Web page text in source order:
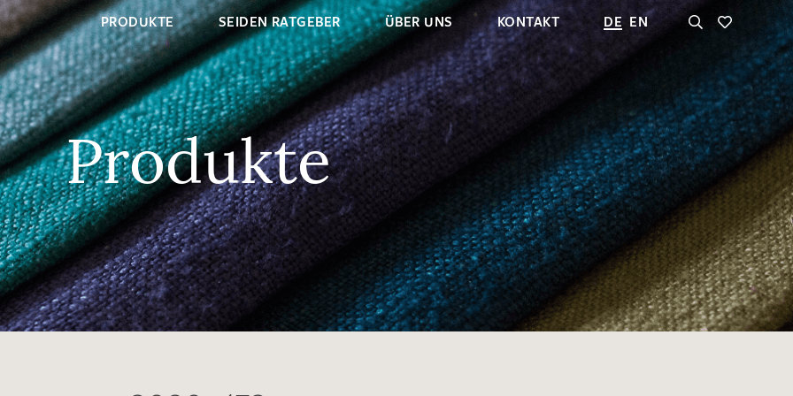
PRODUKTE SEIDEN RATGEBER ÜBER UNS KONTAKT DE EN
Produkte